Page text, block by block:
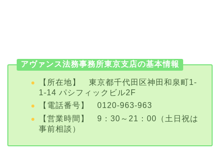
アヴァンス法務事務所東京支店の基本情報
【所在地】 東京都千代田区神田和泉町1-
1-14 パシフィックビル2F
【電話番号】 0120-963-963
【営業時間】 9：30～21：00（土日祝は
事前相談）